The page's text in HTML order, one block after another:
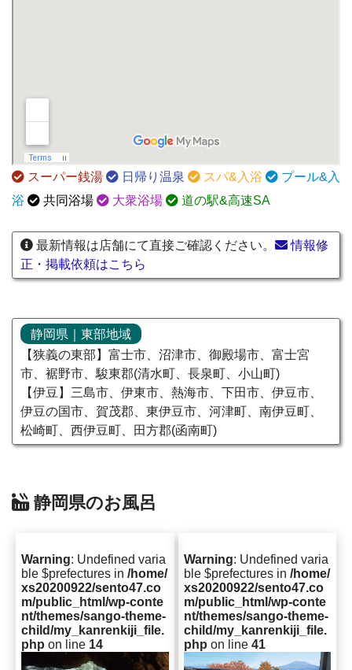
スーパー銭湯 日帰り温泉 スパ&入浴
プール&入
浴
共同浴場 大衆浴場 道の駅&高速SA
最新情報は店舗にて直接ご確認ください。
情報修
正・掲載依頼はこちら
静岡県｜東部地域
【狭義の東部】富士市、沼津市、御殿場市、富士宮
市、裾野市、駿東郡(清水町、長泉町、小山町)
【伊豆】三島市、伊東市、熱海市、下田市、伊豆市、
伊豆の国市、賀茂郡、東伊豆市、河津町、南伊豆町、
松崎町、西伊豆町、田方郡(函南町)
静岡県のお風呂
Warning: Undefined varia
ble $prefectures in /home/
xs20200922/sento47.co
m/public_html/wp-conte
nt/themes/sango-theme-
child/my_kanrenkiji_file.
php on line 14
Warning: Undefined varia
ble $prefectures in /home/
xs20200922/sento47.co
m/public_html/wp-conte
nt/themes/sango-theme-
child/my_kanrenkiji_file.
php on line 41